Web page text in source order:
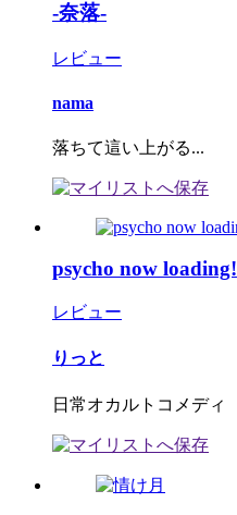
-奈落-
レビュー
nama
落ちて這い上がる...
psycho now loading!
レビュー
りっと
日常オカルトコメディ